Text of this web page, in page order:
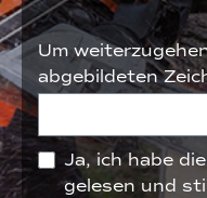
1,
4
m
m
Um
abgebildeten
Ja, ich habe die
gelesen und